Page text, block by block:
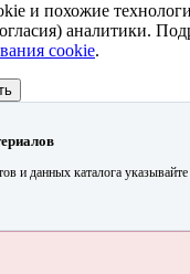
и похожие
аналитики.
cookie.
и данных каталога